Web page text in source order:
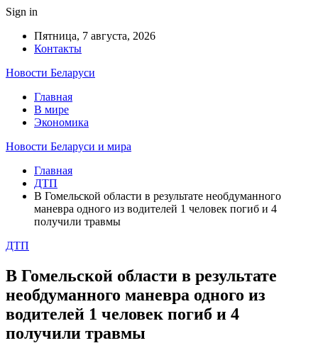
Sign in
Пятница, 7 августа, 2026
Контакты
Новости Беларуси
Главная
В мире
Экономика
Новости Беларуси и мира
Главная
ДТП
В Гомельской области в результате необдуманного
маневра одного из водителей 1 человек погиб и 4
получили травмы
ДТП
В Гомельской области в результате
необдуманного маневра одного из
водителей 1 человек погиб и 4
получили травмы